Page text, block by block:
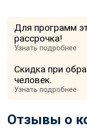
Для программ
рассрочка!
Узнать подробнее
Скидка при
человек.
Узнать подробнее
Отзывы о